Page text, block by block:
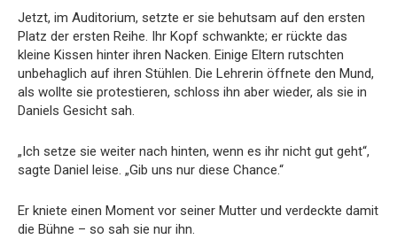
Jetzt, im Auditorium, setzte er sie behutsam auf den ersten
Platz der ersten Reihe. Ihr Kopf schwankte; er rückte das
kleine Kissen hinter ihren Nacken. Einige Eltern rutschten
unbehaglich auf ihren Stühlen. Die Lehrerin öffnete den Mund,
als wollte sie protestieren, schloss ihn aber wieder, als sie in
Daniels Gesicht sah.
„Ich setze sie weiter nach hinten, wenn es ihr nicht gut geht“,
sagte Daniel leise. „Gib uns nur diese Chance.“
Er kniete einen Moment vor seiner Mutter und verdeckte damit
die Bühne – so sah sie nur ihn.